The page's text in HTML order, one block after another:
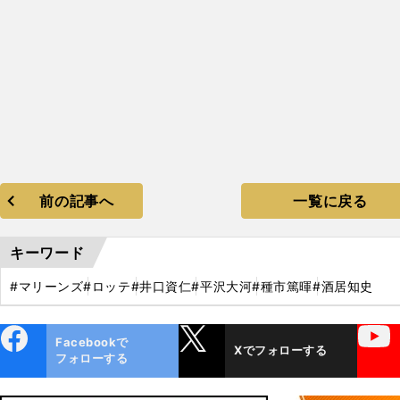
前の記事へ 一覧に戻る
キーワード
#マリーンズ#ロッテ#井口資仁#平沢大河#種市篤暉#酒居知史
ok
Facebookで
フォローする
Xでフォローする
YouTube